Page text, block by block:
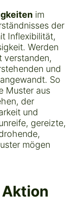
im
der
Inflexibilität,
Werden
verstanden,
und
So
Muster aus
der
und
gereizte,
mögen